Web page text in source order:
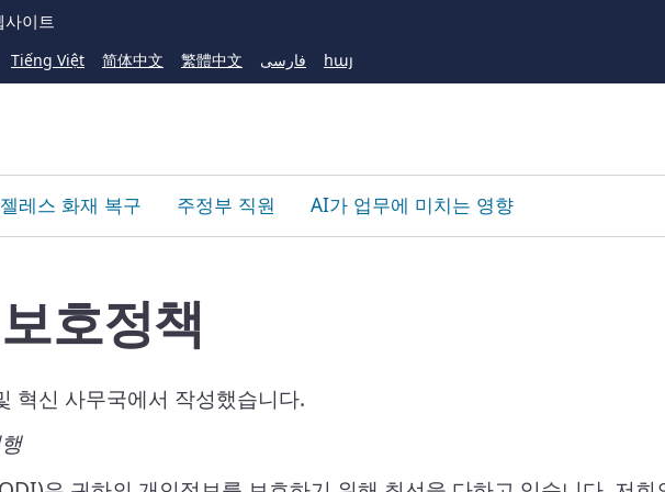
Main
사이트
Tiếng Việt 简体中文 繁體中文 فارسی հայ
레스 화재 복구 주정부 직원 AI가 업무에 미치는 영향
호정책
혁신 사무국에서 작성했습니다.